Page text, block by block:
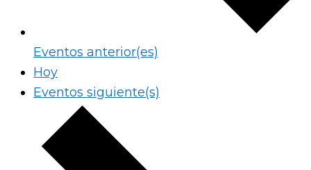
Eventos anterior(es)
Hoy
Eventos siguiente(s)